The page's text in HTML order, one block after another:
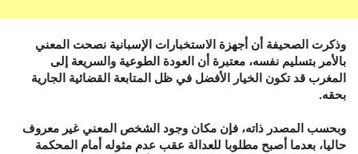
وذكرت الصحيفة أن أجهزة الاستخبارات الإسبانية نصحت المعني
بالأمر بتسليم نفسه، معتبرة أن العودة الطوعية والسريعة إلى
المغرب قد تكون الخيار الأفضل في ظل المتابعة القضائية الجارية
بحقه.
وبحسب المصدر ذاته، فإن مكان وجود الشخص المعني غير معروف
حاليا، بعدما أصبح مطلوبا للعدالة عقب عدم مثوله أمام المحكمة